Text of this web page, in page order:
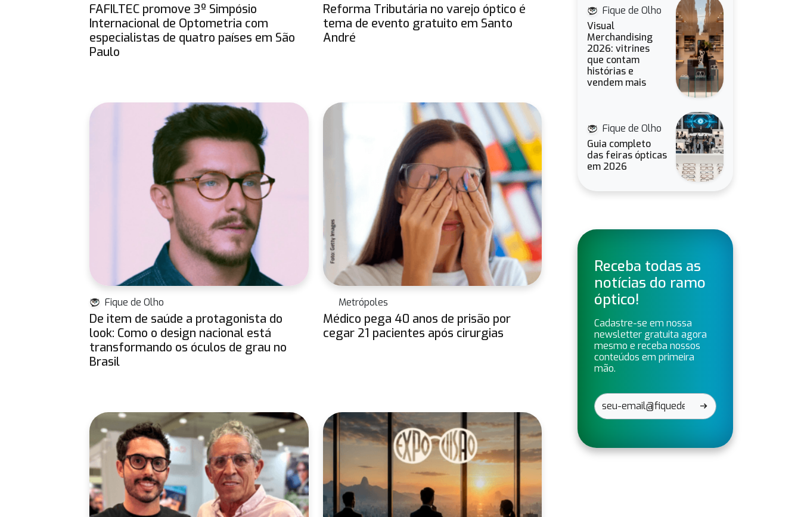
FAFILTEC promove 3º Simpósio
Internacional de Optometria com
especialistas de quatro países em São
Paulo
Reforma Tributária no varejo óptico é
tema de evento gratuito em Santo
André
Fique de Olho
De item de saúde a protagonista do
look: Como o design nacional está
transformando os óculos de grau no
Brasil
Metrópoles
Médico pega 40 anos de prisão por
cegar 21 pacientes após cirurgias
Fique de Olho
Visual
Merchandising
2026: vitrines
que contam
histórias e
vendem mais
Fique de Olho
Guia completo
das feiras ópticas
em 2026
Receba todas as
notícias do ramo
óptico!
Cadastre-se em nossa
newsletter gratuita agora
mesmo e receba nossos
conteúdos em primeira
mão.
arrow_right_alt